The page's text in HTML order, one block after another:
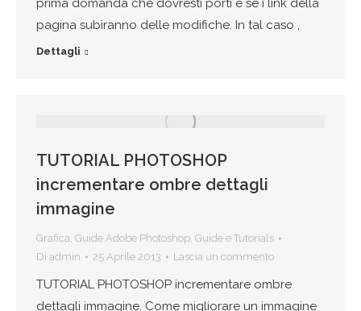
prima domanda che dovresti porti è se i link della
pagina subiranno delle modifiche. In tal caso ,
Dettagli
TUTORIAL PHOTOSHOP
incrementare ombre dettagli
immagine
Grafica, Guide Adobe Photoshop, Guide e Tutorials
Di admin 25 Aprile 2013 Lascia un commento
TUTORIAL PHOTOSHOP incrementare ombre
dettagli immagine. Come migliorare un immagine